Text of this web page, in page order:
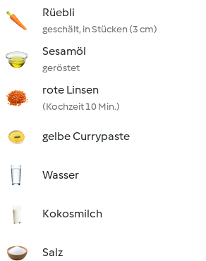
Rüebli
geschält, in Stücken (3 cm)
Sesamöl
geröstet
rote Linsen
(Kochzeit 10 Min.)
gelbe Currypaste
Wasser
Kokosmilch
Salz